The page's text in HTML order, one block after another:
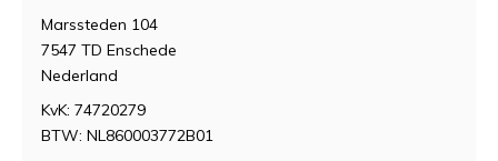
Marssteden 104
7547 TD Enschede
Nederland
KvK: 74720279
BTW: NL860003772B01